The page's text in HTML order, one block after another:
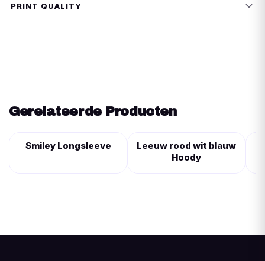
PRINT QUALITY
Gerelateerde Producten
Smiley Longsleeve
Leeuw rood wit blauw
Hoody